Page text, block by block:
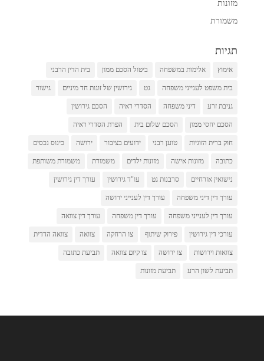
מזונות
משמורת
תגיות
אימוץ אלימות במשפחה ביטול הסכם ממון בית הדין הרבני
בית משפט לענייני משפחה גט גירושין של זוגות חד מיניים גישור
גניבת זרע דיני משפחה הסדרי ראיה הסכם גירושין
הסכם יחסי ממון הסכם שלום בית הפרת הסדרי ראיה
חוק ברית הזוגיות טוען רבני ידועים בציבור ירושה כינוס נכסים
כתובה מזונות אישה מזונות ילדים משמורת משמורת משותפת
נישואין אזרחיים סרבנות גט עו"ד גירושין עורך דין גירושין
עורך דין דיני משפחה עורך דין לענייני ירושה
עורך דין לענייני משפחה עורך דין משפחה עורך דין צוואה
עורכי דין גירושין פירוק שיתוף צו הרחקה צוואה צוואה הדדית
צוואות וירושות צו ירושה צו קיום צוואה תביעת כתובה
תביעת לשון הרע תביעת מזונות